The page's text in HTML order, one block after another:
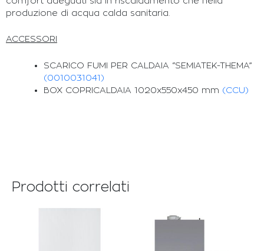
produzione di acqua calda sanitaria.
ACCESSORI
SCARICO FUMI PER CALDAIA “SEMIATEK-THEMA”
(0010031041)
BOX COPRICALDAIA 1020x550x450 mm (CCU)
Prodotti correlati